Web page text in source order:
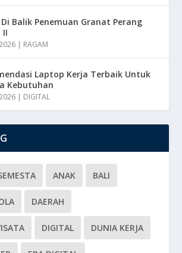
Balik Penemuan Granat Perang
II
| RAGAM
Laptop Kerja Terbaik Untuk
Kebutuhan
| DIGITAL
ANAK BALI
DAERAH
DIGITAL DUNIA KERJA